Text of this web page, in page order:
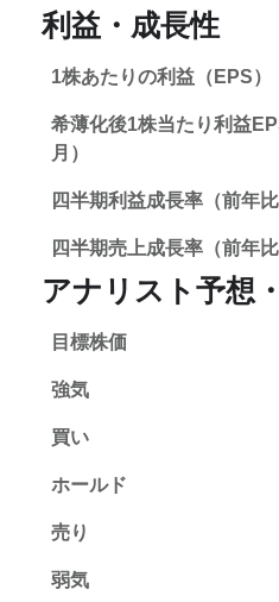
利益・成長性
1株あたりの利益（EPS）
希薄化後1株当たり利益
月）
四半期利益成長率（前年比
四半期売上成長率（前年比
アナリスト予想
目標株価
強気
買い
ホールド
売り
弱気